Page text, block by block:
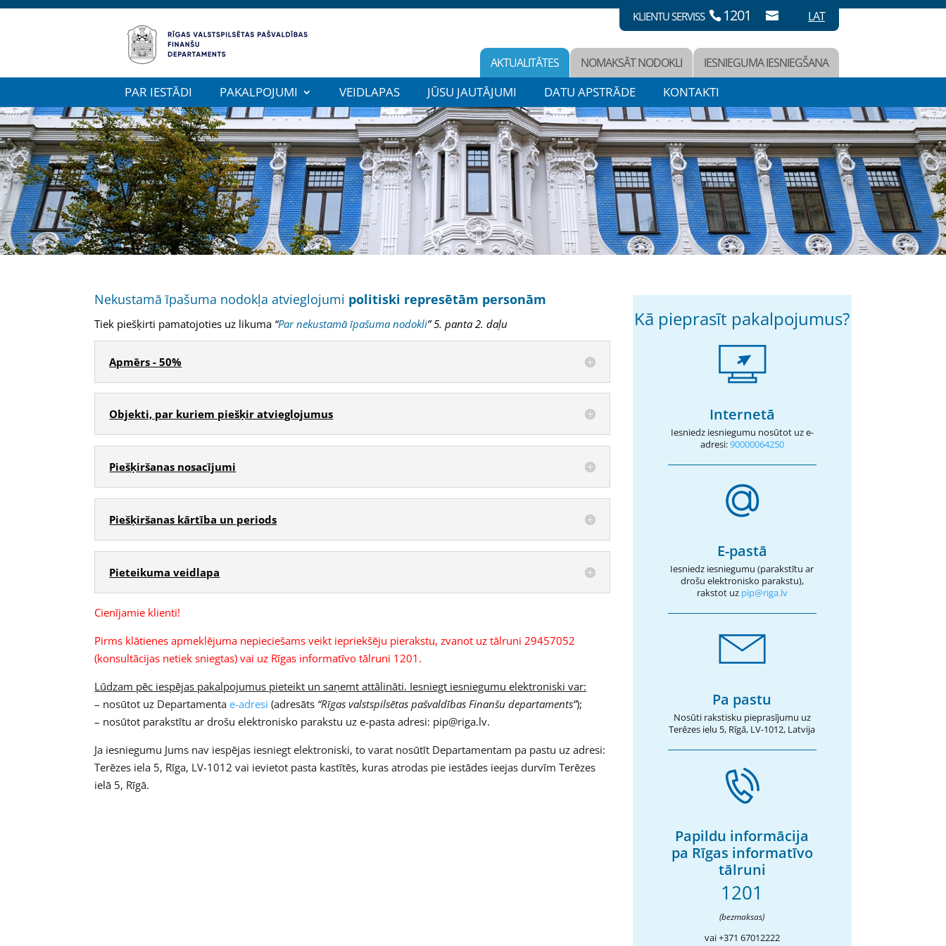
KLIENTU SERVISS 1201 LAT
AKTUALITĀTES NOMAKSĀT NODOKLI IESNIEGUMA IESNIEGŠANA
PAR IESTĀDI PAKALPOJUMI VEIDLAPAS JŪSU JAUTĀJUMI DATU APSTRĀDE KONTAKTI
Nekustamā īpašuma nodokļa atvieglojumi politiski represētām personām
Tiek piešķirti pamatojoties uz likuma “Par nekustamā īpašuma nodokli” 5. panta 2. daļu
Apmērs - 50%
Objekti, par kuriem piešķir atvieglojumus
Piešķiršanas nosacījumi
Piešķiršanas kārtība un periods
Pieteikuma veidlapa
Cienījamie klienti!
Pirms klātienes apmeklējuma nepieciešams veikt iepriekšēju pierakstu, zvanot uz tālruni 29457052
(konsultācijas netiek sniegtas) vai uz Rīgas informatīvo tālruni 1201.
Lūdzam pēc iespējas pakalpojumus pieteikt un saņemt attālināti. Iesniegt iesniegumu elektroniski var:
– nosūtot uz Departamentae-adresi (adresāts “Rīgas valstspilsētas pašvaldības Finanšu departaments”);
– nosūtot parakstītu ar drošu elektronisko parakstu uz e-pasta adresi: pip@riga.lv.
Ja iesniegumu Jums nav iespējas iesniegt elektroniski, to varat nosūtīt Departamentam pa pastu uz adresi:
Terēzes iela 5, Rīga, LV-1012 vai ievietot pasta kastītēs, kuras atrodas pie iestādes ieejas durvīm Terēzes
ielā 5, Rīgā.
Kā pieprasīt pakalpojumus?
Internetā
Iesniedz iesniegumu nosūtot uz e-
adresi:90000064250
E-pastā
Iesniedz iesniegumu (parakstītu ar
drošu elektronisko parakstu),
rakstot uz pip@riga.lv
Pa pastu
Nosūti rakstisku pieprasījumu uz
Terēzes ielu 5, Rīgā, LV-1012, Latvija
Papildu informācija
pa Rīgas informatīvo
tālruni
1201
(bezmaksas)
vai +371 67012222